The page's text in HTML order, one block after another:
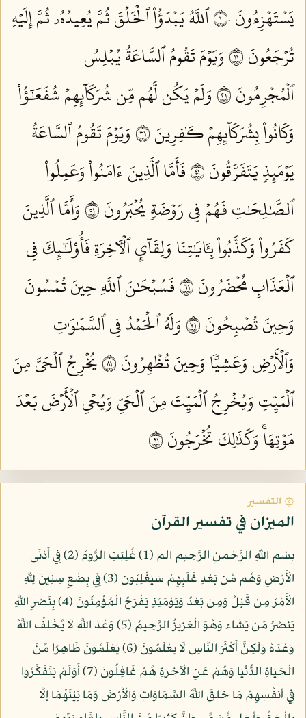
يَسۡتَهۡزِءُونَ ١٠
ٱللَّهُ يَبۡدَؤُاْ ٱلۡخَلۡقَ ثُمَّ يُعِيدُهُۥ ثُمَّ إِلَيۡهِ
تُرۡجَعُونَ ١١
وَيَوۡمَ تَقُومُ ٱلسَّاعَةُ يُبۡلِسُ
ٱلۡمُجۡرِمُونَ ١٢
وَلَمۡ يَكُن لَّهُم مِّن شُرَكَآئِهِمۡ شُفَعَٰٓؤُاْ
وَكَانُواْ بِشُرَكَآئِهِمۡ كَٰفِرِينَ ١٣
وَيَوۡمَ تَقُومُ ٱلسَّاعَةُ
يَوۡمَئِذٖ يَتَفَرَّقُونَ ١٤
فَأَمَّا ٱلَّذِينَ ءَامَنُواْ وَعَمِلُواْ
ٱلصَّٰلِحَٰتِ فَهُمۡ فِي رَوۡضَةٖ يُحۡبَرُونَ ١٥
وَأَمَّا ٱلَّذِينَ
كَفَرُواْ وَكَذَّبُواْ بِـَٔايَٰتِنَا وَلِقَآيِٕ ٱلۡأٓخِرَةِ فَأُوْلَٰٓئِكَ فِي
ٱلۡعَذَابِ مُحۡضَرُونَ ١٦
فَسُبۡحَٰنَ ٱللَّهِ حِينَ تُمۡسُونَ
وَحِينَ تُصۡبِحُونَ ١٧
وَلَهُ ٱلۡحَمۡدُ فِي ٱلسَّمَٰوَٰتِ
وَٱلۡأَرۡضِ وَعَشِيّٗا وَحِينَ تُظۡهِرُونَ ١٨
يُخۡرِجُ ٱلۡحَيَّ مِنَ
ٱلۡمَيِّتِ وَيُخۡرِجُ ٱلۡمَيِّتَ مِنَ ٱلۡحَيِّ وَيُحۡيِ ٱلۡأَرۡضَ بَعۡدَ
مَوۡتِهَاۚ وَكَذَٰلِكَ تُخۡرَجُونَ ١٩
۞ التفسير
الميزان في تفسير القرآن
بِسْمِ اللّهِ الرَّحْمنِ الرَّحِيمِ الم (1) غُلِبَتِ الرُّومُ (2) فِي أَدْنَى
الْأَرْضِ وَهُم مِّن بَعْدِ غَلَبِهِمْ سَيَغْلِبُونَ (3) فِي بِضْعِ سِنِينَ لِلَّهِ
الْأَمْرُ مِن قَبْلُ وَمِن بَعْدُ وَيَوْمَئِذٍ يَفْرَحُ الْمُؤْمِنُونَ (4) بِنَصْرِ اللَّهِ
يَنصُرُ مَن يَشَاء وَهُوَ الْعَزِيزُ الرَّحِيمُ (5) وَعْدَ اللَّهِ لَا يُخْلِفُ اللَّهُ
وَعْدَهُ وَلَكِنَّ أَكْثَرَ النَّاسِ لَا يَعْلَمُونَ (6) يَعْلَمُونَ ظَاهِرًا مِّنَ
الْحَيَاةِ الدُّنْيَا وَهُمْ عَنِ الْآخِرَةِ هُمْ غَافِلُونَ (7) أَوَلَمْ يَتَفَكَّرُوا
فِي أَنفُسِهِمْ مَا خَلَقَ اللَّهُ السَّمَاوَاتِ وَالْأَرْضَ وَمَا بَيْنَهُمَا إِلَّا